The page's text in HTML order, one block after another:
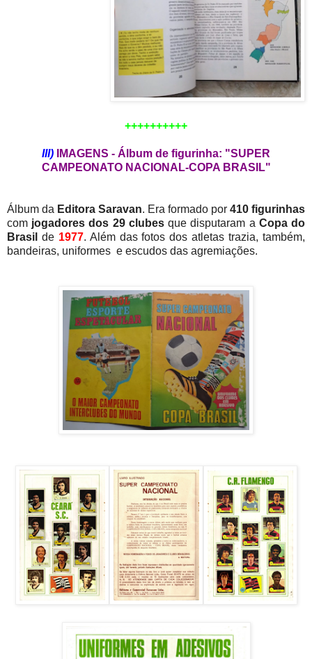
++++++++++
III)
IMAGENS - Álbum de figurinha: "SUPER
CAMPEONATO NACIONAL-COPA BRASIL"
Álbum da Editora Saravan. Era formado por 410 figurinhas
com jogadores dos 29 clubesque disputaram a Copa do
Brasil de 1977. Além das fotos dos atletas trazia, também,
bandeiras, uniformes e escudos das agremiações.